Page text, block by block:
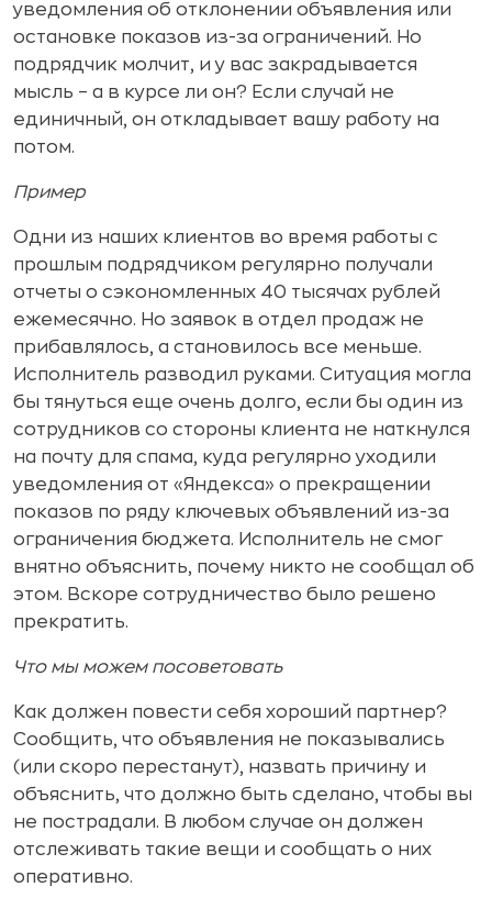
уведомления об отклонении объявления или
остановке показов из-за ограничений. Но
подрядчик молчит, и у вас закрадывается
мысль – а в курсе ли он? Если случай не
единичный, он откладывает вашу работу на
потом.
Пример
Одни из наших клиентов во время работы с
прошлым подрядчиком регулярно получали
отчеты о сэкономленных 40 тысячах рублей
ежемесячно. Но заявок в отдел продаж не
прибавлялось, а становилось все меньше.
Исполнитель разводил руками. Ситуация могла
бы тянуться еще очень долго, если бы один из
сотрудников со стороны клиента не наткнулся
на почту для спама, куда регулярно уходили
уведомления от «Яндекса» о прекращении
показов по ряду ключевых объявлений из-за
ограничения бюджета. Исполнитель не смог
внятно объяснить, почему никто не сообщал об
этом. Вскоре сотрудничество было решено
прекратить.
Что мы можем посоветовать
Как должен повести себя хороший партнер?
Сообщить, что объявления не показывались
(или скоро перестанут), назвать причину и
объяснить, что должно быть сделано, чтобы вы
не пострадали. В любом случае он должен
отслеживать такие вещи и сообщать о них
оперативно.